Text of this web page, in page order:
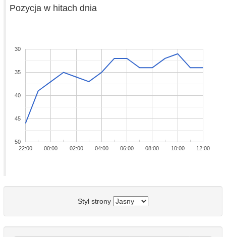
Pozycja w hitach dnia
22:00 00:00 02:00 04:00 06:00 08:00 10:00 12:00
30
35
40
45
50
Styl strony